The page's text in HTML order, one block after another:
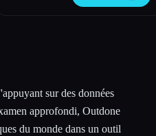
sur des données
approfondi, Outdone
du monde dans un outil